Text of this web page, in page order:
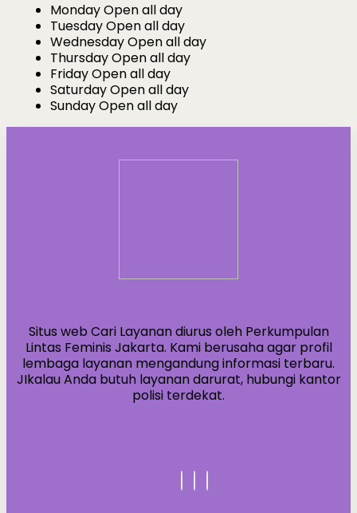
MondayOpen all day
TuesdayOpen all day
WednesdayOpen all day
ThursdayOpen all day
FridayOpen all day
SaturdayOpen all day
SundayOpen all day
Situs web Cari Layanan diurus oleh Perkumpulan
Lintas Feminis Jakarta. Kami berusaha agar profil
lembaga layanan mengandung informasi terbaru.
JIkalau Anda butuh layanan darurat, hubungi kantor
polisi terdekat.